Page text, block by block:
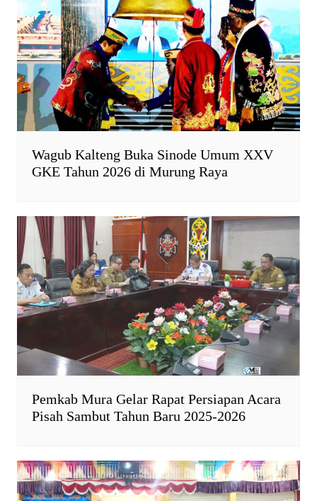
n
d
l
y
Wagub Kalteng Buka Sinode Umum XXV
GKE Tahun 2026 di Murung Raya
Pemkab Mura Gelar Rapat Persiapan Acara
Pisah Sambut Tahun Baru 2025-2026